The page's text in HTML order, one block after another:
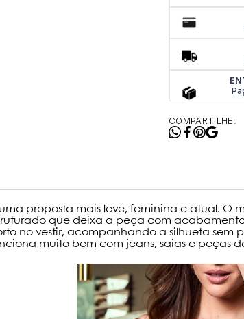
COMPARTILHE:
proposta mais leve, feminina e atual. O
que deixa a peça com
no vestir, acompanhando a silhueta sem
muito bem com jeans, saias e peças